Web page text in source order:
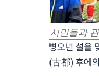
시민들과
병오년 설을
(古都) 후에